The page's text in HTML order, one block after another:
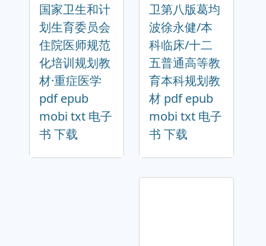
国家卫生和计
划生育委员会
住院医师规范
化培训规划教
材·重症医学
pdf epub
mobi txt 电子
书 下载
卫第八版葛均
波徐永健/本
科临床/十二
五普通高等教
育本科规划教
材 pdf epub
mobi txt 电子
书 下载